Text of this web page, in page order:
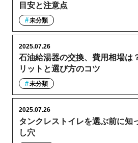
目安と注意点
未分類
石油給湯器の交換、費用相場は
リットと選び方のコツ
2025.07.26
未分類
タンクレストイレを選ぶ前に知
し穴
2025.07.26